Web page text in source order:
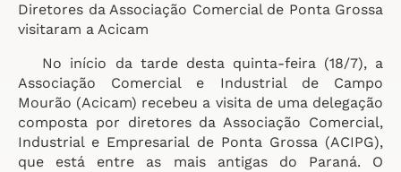
Diretores da Associação Comercial de Ponta Grossa
visitaram a Acicam
No início da tarde desta quinta-feira (18/7), a
Associação Comercial e Industrial de Campo
Mourão (Acicam) recebeu a visita de uma delegação
composta por diretores da Associação Comercial,
Industrial e Empresarial de Ponta Grossa (ACIPG),
que está entre as mais antigas do Paraná. O